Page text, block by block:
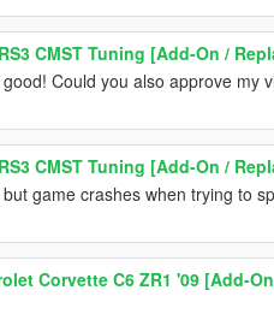
CMST Tuning [Add-On /
Could you also approve my
CMST Tuning [Add-On /
game crashes when trying to
Corvette C6 ZR1 '09 [Add-